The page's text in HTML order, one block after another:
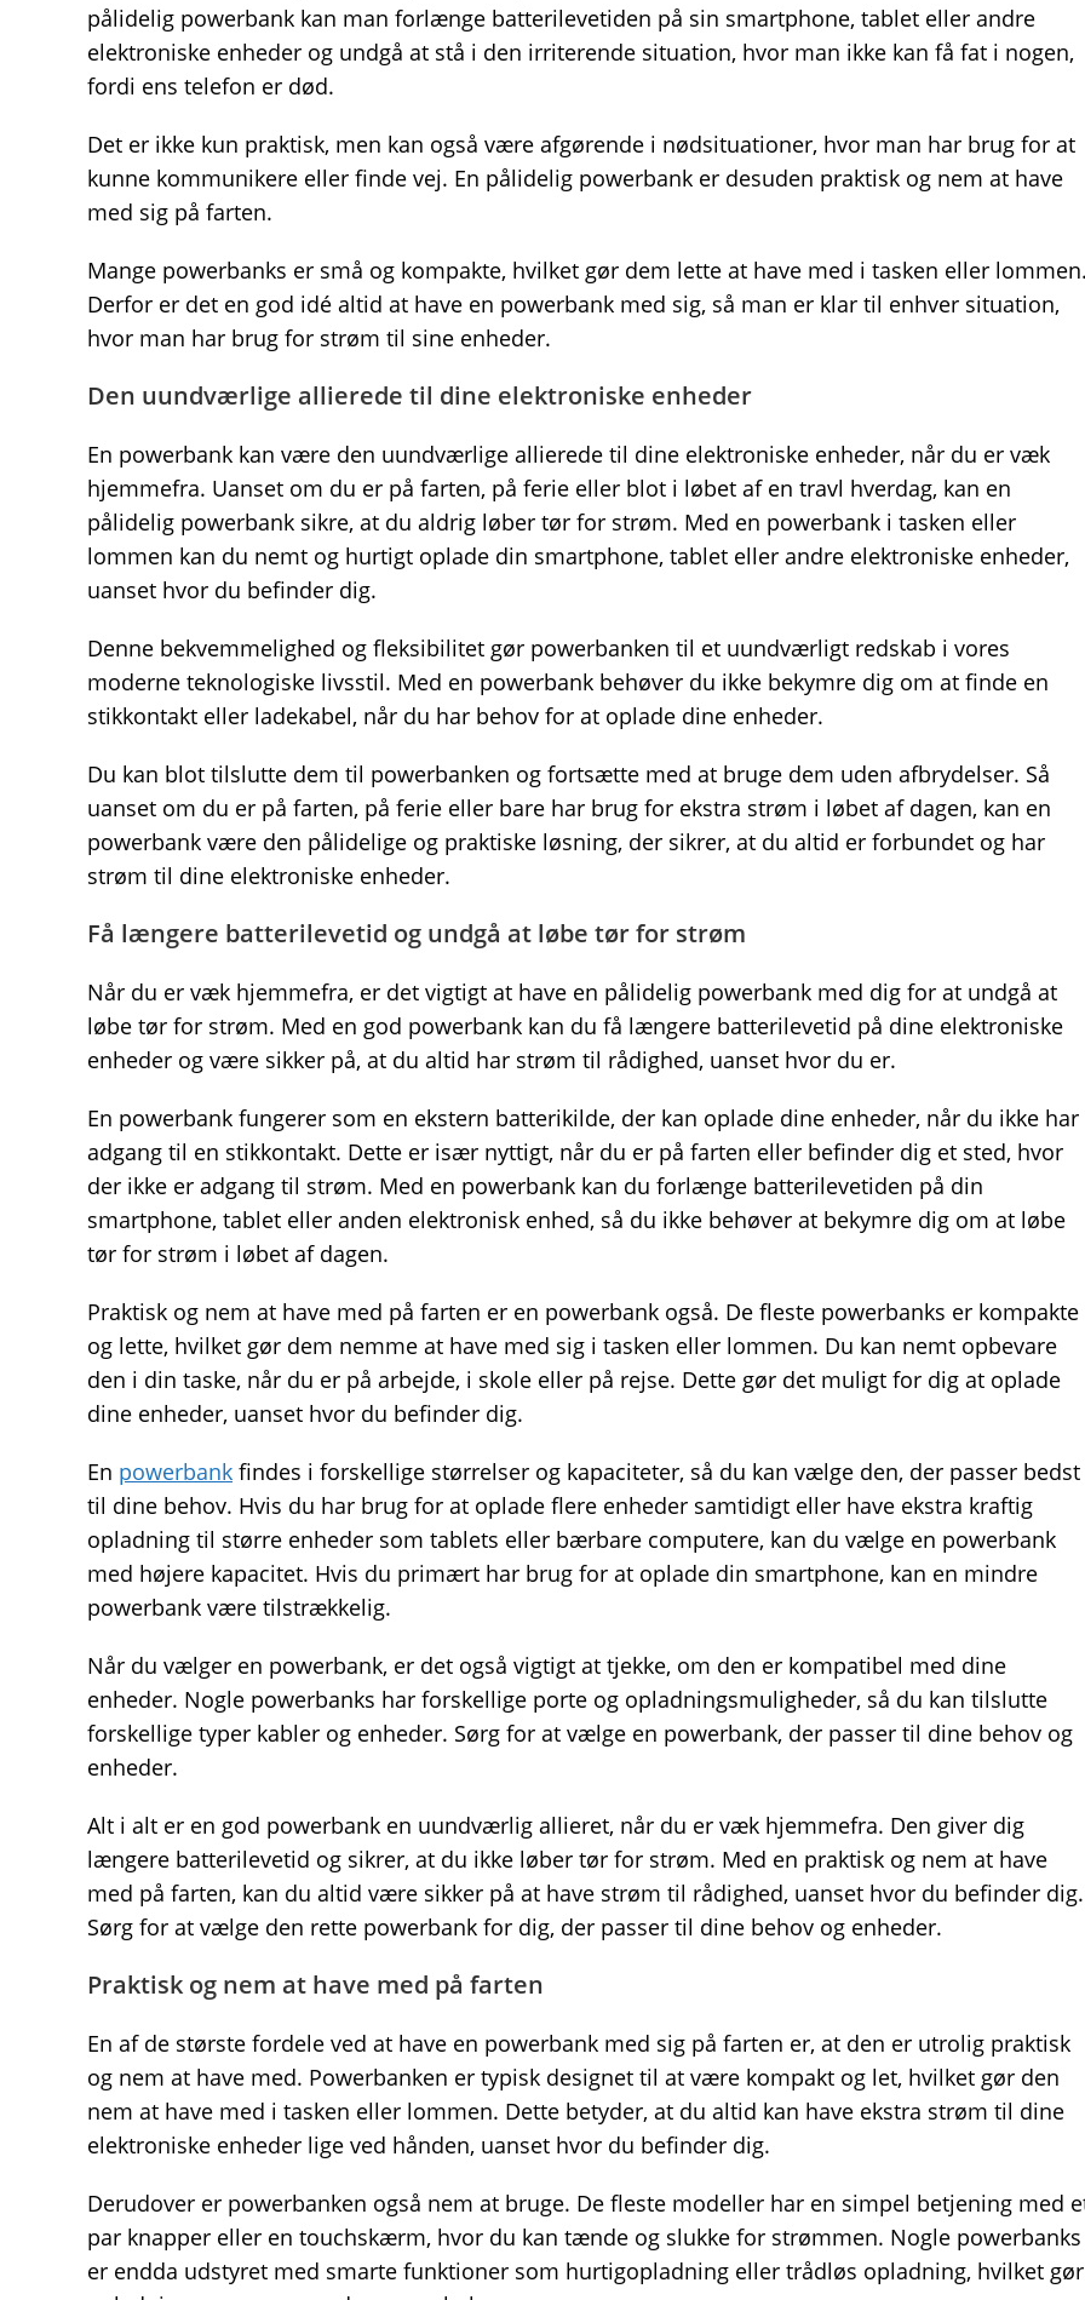
pålidelig powerbank kan man forlænge batterilevetiden på sin smartphone, tablet eller andre
elektroniske enheder og undgå at stå i den irriterende situation, hvor man ikke kan få fat i nogen,
fordi ens telefon er død.
Det er ikke kun praktisk, men kan også være afgørende i nødsituationer, hvor man har brug for at
kunne kommunikere eller finde vej. En pålidelig powerbank er desuden praktisk og nem at have
med sig på farten.
Mange powerbanks er små og kompakte, hvilket gør dem lette at have med i tasken eller
Derfor er det en god idé altid at have en powerbank med sig, så man er klar til enhver situation,
hvor man har brug for strøm til sine enheder.
Den uundværlige allierede til dine elektroniske enheder
En powerbank kan være den uundværlige allierede til dine elektroniske enheder, når du er væk
hjemmefra. Uanset om du er på farten, på ferie eller blot i løbet af en travl hverdag, kan en
pålidelig powerbank sikre, at du aldrig løber tør for strøm. Med en powerbank i tasken eller
lommen kan du nemt og hurtigt oplade din smartphone, tablet eller andre elektroniske enheder,
uanset hvor du befinder dig.
Denne bekvemmelighed og fleksibilitet gør powerbanken til et uundværligt redskab i vores
moderne teknologiske livsstil. Med en powerbank behøver du ikke bekymre dig om at finde en
stikkontakt eller ladekabel, når du har behov for at oplade dine enheder.
Du kan blot tilslutte dem til powerbanken og fortsætte med at bruge dem uden afbrydelser. Så
uanset om du er på farten, på ferie eller bare har brug for ekstra strøm i løbet af dagen, kan en
powerbank være den pålidelige og praktiske løsning, der sikrer, at du altid er forbundet og har
strøm til dine elektroniske enheder.
Få længere batterilevetid og undgå at løbe tør for strøm
Når du er væk hjemmefra, er det vigtigt at have en pålidelig powerbank med dig for at undgå at
løbe tør for strøm. Med en god powerbank kan du få længere batterilevetid på dine elektroniske
enheder og være sikker på, at du altid har strøm til rådighed, uanset hvor du er.
En powerbank fungerer som en ekstern batterikilde, der kan oplade dine enheder, når du ikke har
adgang til en stikkontakt. Dette er især nyttigt, når du er på farten eller befinder dig et sted, hvor
der ikke er adgang til strøm. Med en powerbank kan du forlænge batterilevetiden på din
smartphone, tablet eller anden elektronisk enhed, så du ikke behøver at bekymre dig om at løbe
tør for strøm i løbet af dagen.
Praktisk og nem at have med på farten er en powerbank også. De fleste powerbanks er kompakte
og lette, hvilket gør dem nemme at have med sig i tasken eller lommen. Du kan nemt opbevare
den i din taske, når du er på arbejde, i skole eller på rejse. Dette gør det muligt for dig at oplade
dine enheder, uanset hvor du befinder dig.
En powerbank findes i forskellige størrelser og kapaciteter, så du kan vælge den, der passer bedst
til dine behov. Hvis du har brug for at oplade flere enheder samtidigt eller have ekstra kraftig
opladning til større enheder som tablets eller bærbare computere, kan du vælge en powerbank
med højere kapacitet. Hvis du primært har brug for at oplade din smartphone, kan en mindre
powerbank være tilstrækkelig.
Når du vælger en powerbank, er det også vigtigt at tjekke, om den er kompatibel med dine
enheder. Nogle powerbanks har forskellige porte og opladningsmuligheder, så du kan tilslutte
forskellige typer kabler og enheder. Sørg for at vælge en powerbank, der passer til dine behov og
enheder.
Alt i alt er en god powerbank en uundværlig allieret, når du er væk hjemmefra. Den giver dig
længere batterilevetid og sikrer, at du ikke løber tør for strøm. Med en praktisk og nem at have
med på farten, kan du altid være sikker på at have strøm til rådighed, uanset hvor du befinder dig.
Sørg for at vælge den rette powerbank for dig, der passer til dine behov og enheder.
Praktisk og nem at have med på farten
En af de største fordele ved at have en powerbank med sig på farten er, at den er utrolig praktisk
og nem at have med. Powerbanken er typisk designet til at være kompakt og let, hvilket gør den
nem at have med i tasken eller lommen. Dette betyder, at du altid kan have ekstra strøm til dine
elektroniske enheder lige ved hånden, uanset hvor du befinder dig.
Derudover er powerbanken også nem at bruge. De fleste modeller har en simpel betjening med
par knapper eller en touchskærm, hvor du kan tænde og slukke for strømmen. Nogle powerbanks
er endda udstyret med smarte funktioner som hurtigopladning eller trådløs opladning, hvilket gør